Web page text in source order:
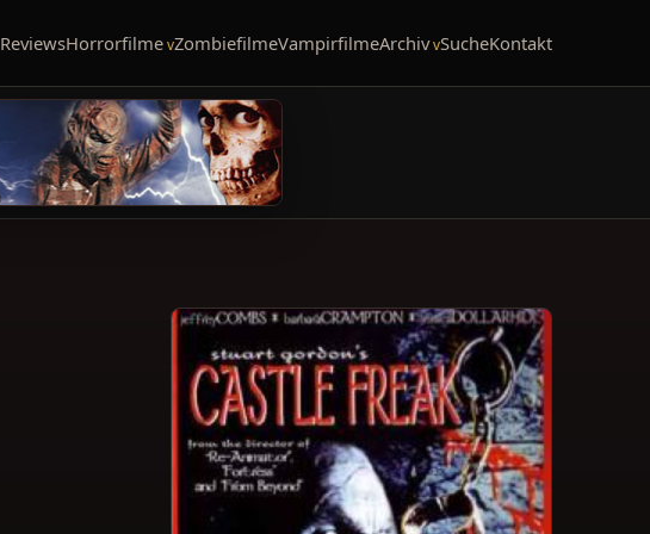
ReviewsHorrorfilme ZombiefilmeVampirfilmeArchiv SucheKontakt